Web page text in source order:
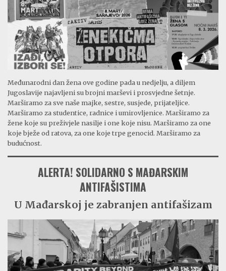
Međunarodni dan žena ove godine pada u nedjelju, a diljem
Jugoslavije najavljeni su brojni marševi i prosvjedne šetnje.
Marširamo za sve naše majke, sestre, susjede, prijateljice.
Marširamo za studentice, radnice i umirovljenice. Marširamo za
žene koje su preživjele nasilje i one koje nisu. Marširamo za one
koje bježe od ratova, za one koje trpe genocid. Marširamo za
budućnost.
ALERTA! SOLIDARNO S MAĐARSKIM
ANTIFAŠISTIMA
U Mađarskoj je zabranjen antifašizam